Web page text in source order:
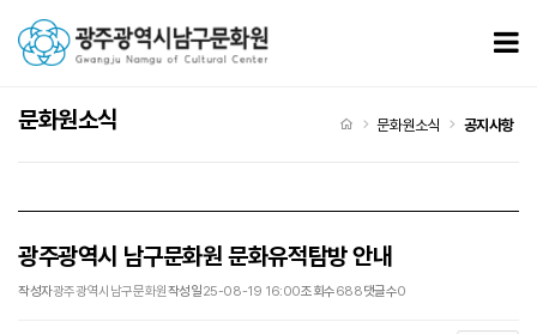
문화원소식 처음으로
문화원소식 공지사항
광주광역시 남구문화원 문화유적탐방 안내
작성자광주광역시남구문화원작성일25-08-19 16:00조회수688댓글수0